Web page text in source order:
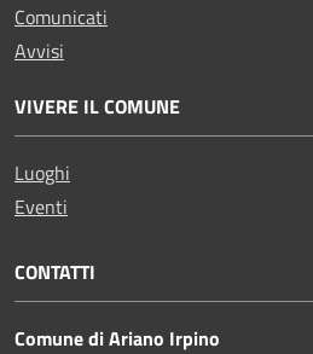
Comunicati
Avvisi
VIVERE IL COMUNE
Luoghi
Eventi
CONTATTI
Comune di Ariano Irpino